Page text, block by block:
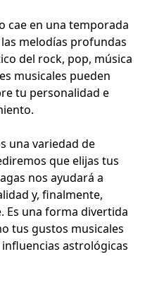
cae en una temporada
melodías profundas
del rock, pop, música
musicales pueden
tu personalidad e
una variedad de
que elijas tus
nos ayudará a
y, finalmente,
Es una forma divertida
tus gustos musicales
astrológicas